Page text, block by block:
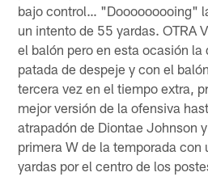
bajo control… "Dooooooooing"
un intento de 55 yardas. OTRA
el balón pero en esta ocasión la
patada de despeje y con el
tercera vez en el tiempo extra,
mejor versión de la ofensiva
atrapadón de Diontae Johnson
primera W de la temporada con
yardas por el centro de los